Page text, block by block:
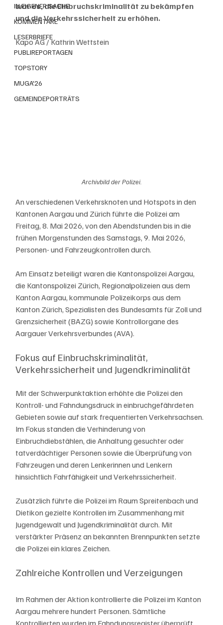
IN EIGENER SACHE
KOMMENTARE
LESERBRIEFE
PUBLIREPORTAGEN
TOPSTORY
MUGA'26
GEMEINDEPORTRÄTS
war es, die Einbruchskriminalität zu bekämpfen
und die Verkehrssicherheit zu erhöhen.
Kapo AG / Kathrin Wettstein
Archivbild der Polizei.
An verschiedenen Verkehrsknoten und Hotspots in den
Kantonen Aargau und Zürich führte die Polizei am
Freitag, 8. Mai 2026, von den Abendstunden bis in die
frühen Morgenstunden des Samstags, 9. Mai 2026,
Personen- und Fahrzeugkontrollen durch.
Am Einsatz beteiligt waren die Kantonspolizei Aargau,
die Kantonspolizei Zürich, Regionalpolizeien aus dem
Kanton Aargau, kommunale Polizeikorps aus dem
Kanton Zürich, Spezialisten des Bundesamts für Zoll und
Grenzsicherheit (BAZG) sowie Kontrollorgane des
Aargauer Verkehrsverbundes (AVA).
Fokus auf Einbruchskriminalität,
Verkehrssicherheit und Jugendkriminalität
Mit der Schwerpunktaktion erhöhte die Polizei den
Kontroll- und Fahndungsdruck in einbruchgefährdeten
Gebieten sowie auf stark frequentierten Verkehrsachsen.
Im Fokus standen die Verhinderung von
Einbruchdiebstählen, die Anhaltung gesuchter oder
tatverdächtiger Personen sowie die Überprüfung von
Fahrzeugen und deren Lenkerinnen und Lenkern
hinsichtlich Fahrfähigkeit und Verkehrssicherheit.
Zusätzlich führte die Polizei im Raum Spreitenbach und
Dietikon gezielte Kontrollen im Zusammenhang mit
Jugendgewalt und Jugendkriminalität durch. Mit
verstärkter Präsenz an bekannten Brennpunkten setzte
die Polizei ein klares Zeichen.
Zahlreiche Kontrollen und Verzeigungen
Im Rahmen der Aktion kontrollierte die Polizei im Kanton
Aargau mehrere hundert Personen. Sämtliche
Kontrollierten wurden im Fahndungsregister überprüft.